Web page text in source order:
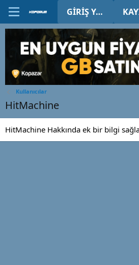
GIRIŞ YAP
Kullanıcılar
HitMachine
HitMachine Hakkında ek bir bilgi